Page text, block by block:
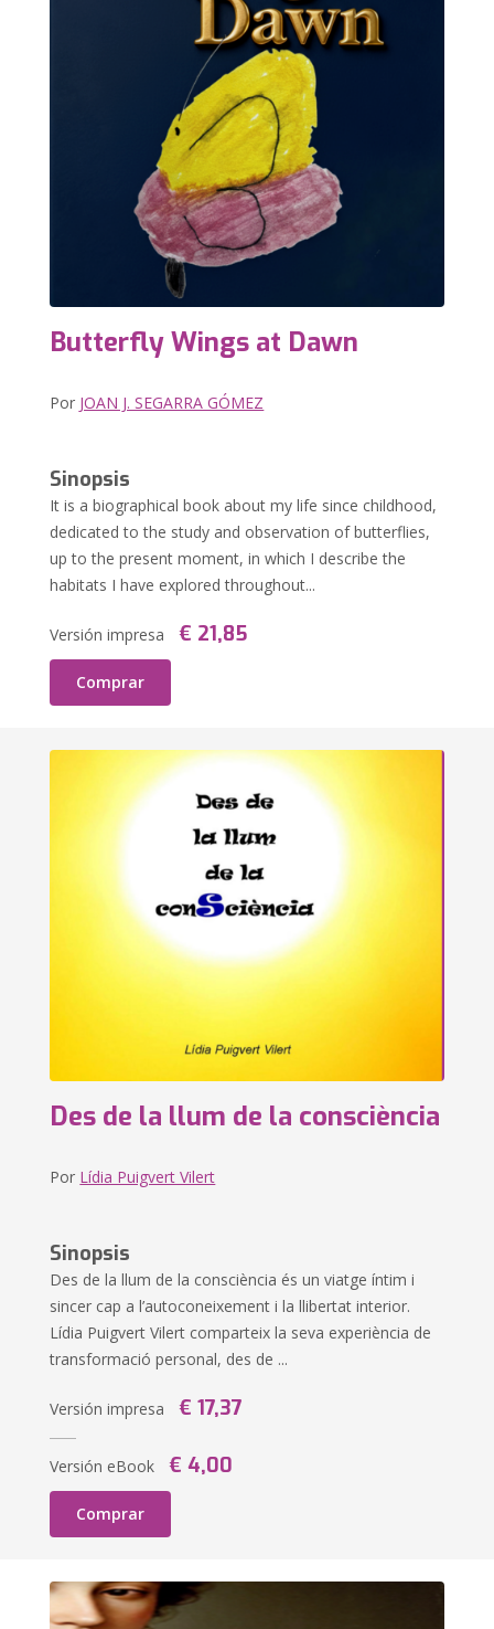
Butterfly Wings at Dawn
Por JOAN J. SEGARRA GÓMEZ
Sinopsis
It is a biographical book about my life since childhood,
dedicated to the study and observation of butterflies,
up to the present moment, in which I describe the
habitats I have explored throughout...
Versión impresa € 21,85
Comprar
Des de la llum de la consciència
Por Lídia Puigvert Vilert
Sinopsis
Des de la llum de la consciència és un viatge íntim i
sincer cap a l’autoconeixement i la llibertat interior.
Lídia Puigvert Vilert comparteix la seva experiència de
transformació personal, des de ...
Versión impresa € 17,37
Versión eBook € 4,00
Comprar